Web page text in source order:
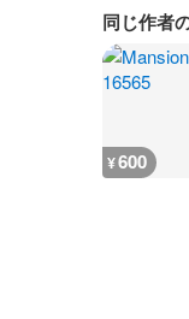
同じ作者
¥600